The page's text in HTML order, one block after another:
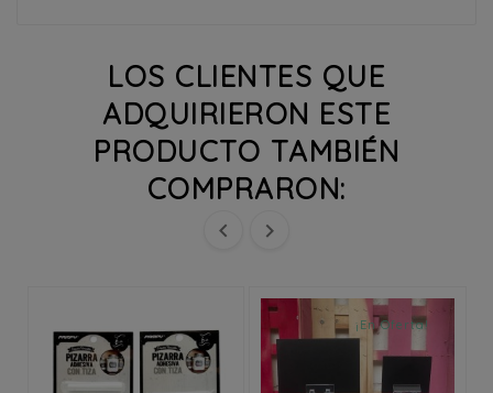
LOS CLIENTES QUE
ADQUIRIERON ESTE
PRODUCTO TAMBIÉN
COMPRARON:
 
¡En Oferta!